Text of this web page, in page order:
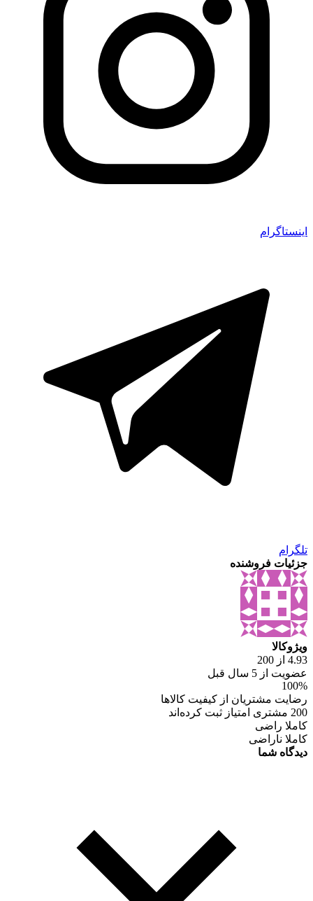
اینستاگرام
تلگرام
جزئیات فروشنده
ویژوکالا
4.93 از 200
عضویت از 5 سال قبل
100%
رضایت مشتریان از کیفیت کالاها
200 مشتری امتیاز ثبت کرده‌اند
کاملا راضی
کاملا ناراضی
دیدگاه شما